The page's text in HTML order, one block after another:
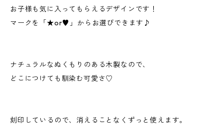
お子様も気に入ってもらえるデザインです！
マークを「★or♥」からお選びできます♪
ナチュラルなぬくもりのある木製なので、
どこにつけても馴染む可愛さ♡
刻印しているので、消えることなくずっと使えます。